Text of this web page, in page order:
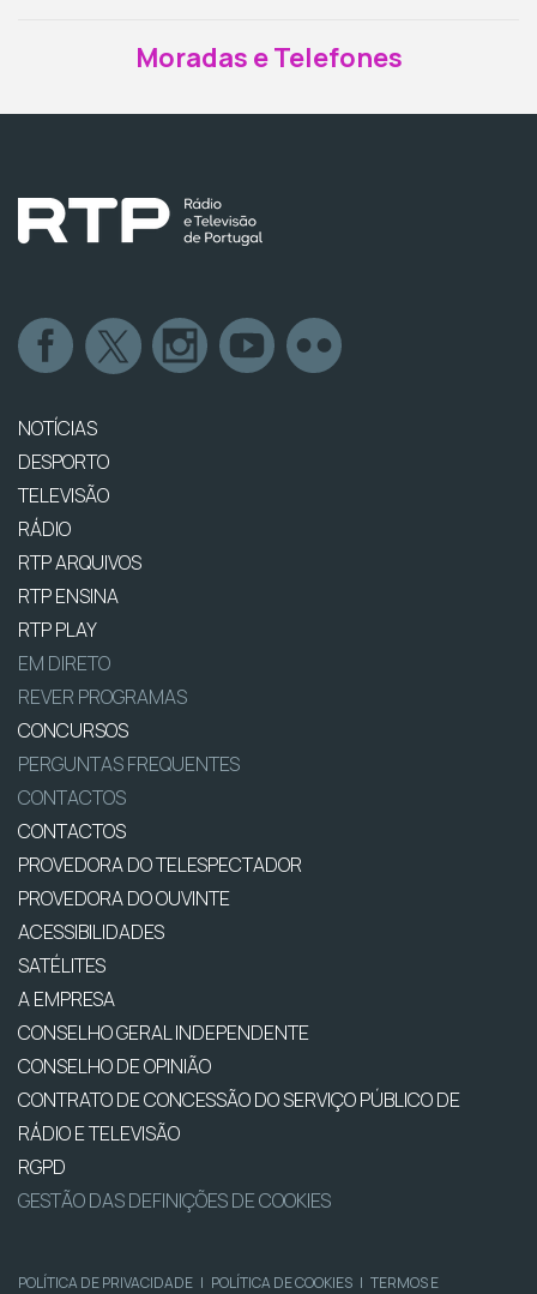
Moradas e Telefones
NOTÍCIAS
DESPORTO
TELEVISÃO
RÁDIO
RTP ARQUIVOS
RTP ENSINA
RTP PLAY
EM DIRETO
REVER PROGRAMAS
CONCURSOS
PERGUNTAS FREQUENTES
CONTACTOS
CONTACTOS
PROVEDORA DO TELESPECTADOR
PROVEDORA DO OUVINTE
ACESSIBILIDADES
SATÉLITES
A EMPRESA
CONSELHO GERAL INDEPENDENTE
CONSELHO DE OPINIÃO
CONTRATO DE CONCESSÃO DO SERVIÇO PÚBLICO DE
RÁDIO E TELEVISÃO
RGPD
GESTÃO DAS DEFINIÇÕES DE COOKIES
POLÍTICA DE PRIVACIDADE | POLÍTICA DE COOKIES | TERMOS E